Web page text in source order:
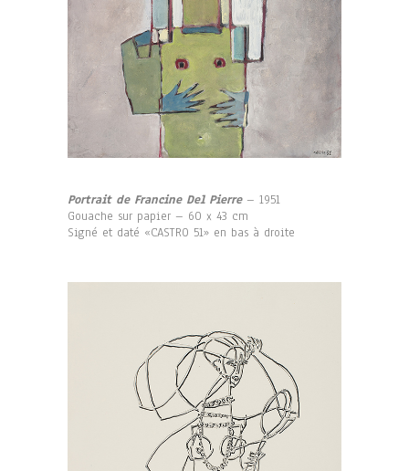
Portrait de Francine Del Pierre– 1951
Gouache sur papier – 60 x 43 cm
Signé et daté «CASTRO 51» en bas à droite